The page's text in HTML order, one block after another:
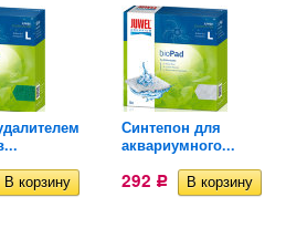
Синтепон для
аквариумного...
292 Р